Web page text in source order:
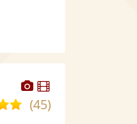
Dieser
Künstler
stellt
Dieser
Künstler
5,0(45)